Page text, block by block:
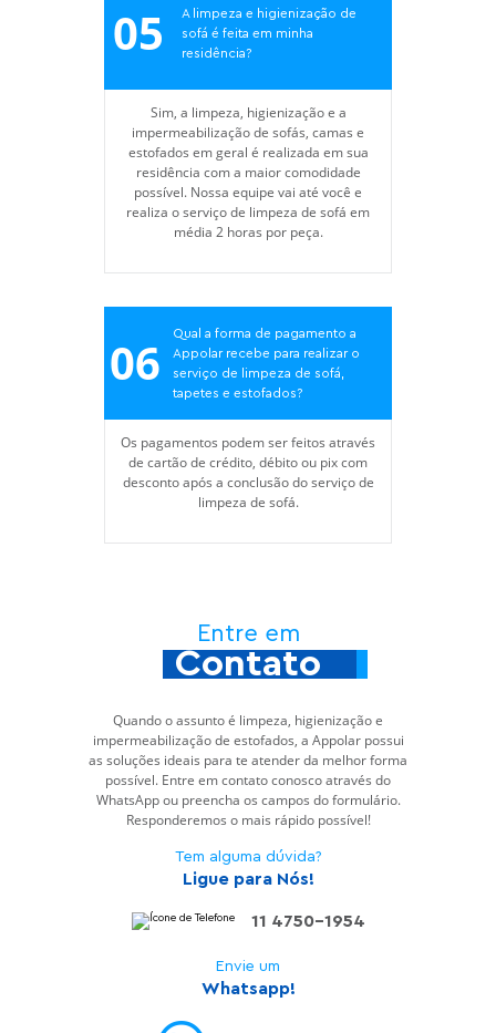
05
A limpeza e higienização de
sofá é feita em minha
residência?
Sim, a limpeza, higienização e a
impermeabilização de sofás, camas e
estofados em geral é realizada em sua
residência com a maior comodidade
possível. Nossa equipe vai até você e
realiza o serviço de limpeza de sofá em
média 2 horas por peça.
06
Qual a forma de pagamento a
Appolar recebe para realizar o
serviço de limpeza de sofá,
tapetes e estofados?
Os pagamentos podem ser feitos através
de cartão de crédito, débito ou pix com
desconto após a conclusão do serviço de
limpeza de sofá.
Entre em
Contato
Quando o assunto é limpeza, higienização e
impermeabilização de estofados, a Appolar possui
as soluções ideais para te atender da melhor forma
possível. Entre em contato conosco através do
WhatsApp ou preencha os campos do formulário.
Responderemos o mais rápido possível!
Tem alguma dúvida?
Ligue para Nós!
11 4750-1954
Envie um
Whatsapp!